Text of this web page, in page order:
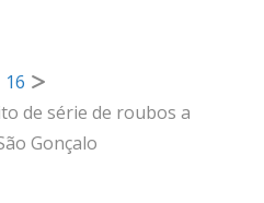
16
de série de roubos a
Gonçalo